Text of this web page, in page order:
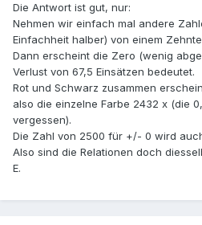
Die Antwort ist gut, nur:
Nehmen wir einfach mal andere
Einfachheit halber) von einem
Dann erscheint die Zero (wenig
Verlust von 67,5 Einsätzen bedeutet.
Rot und Schwarz zusammen
also die einzelne Farbe 2432 x (die
vergessen).
Die Zahl von 2500 für +/- 0 wird
Also sind die Relationen doch
E.